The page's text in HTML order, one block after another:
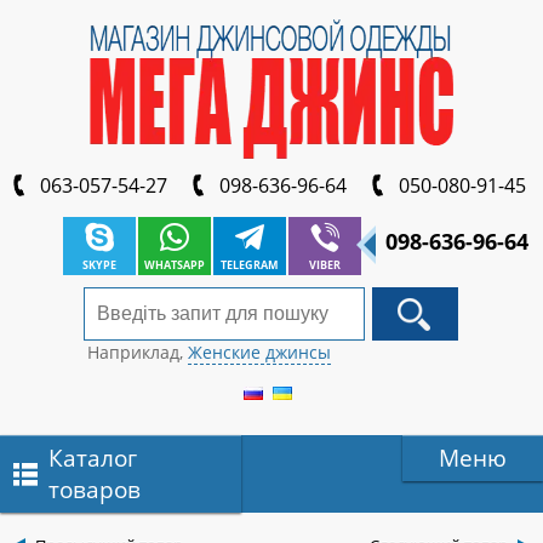
063-057-54-27 098-636-96-64 050-080-91-45
SKYPE WHATSAPP TELEGRAM VIBER
098-636-96-64
Наприклад,Женские джинсы
Меню
Каталог
товаров